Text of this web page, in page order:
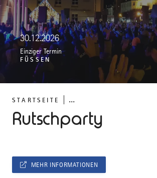
STARTSEITE ...
Rutschparty
30.12.2026
Einziger Termin
FÜSSEN
MEHR INFORMATIONEN